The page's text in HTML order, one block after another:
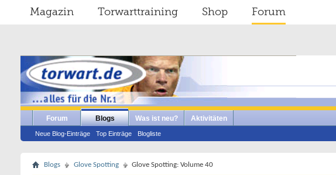
Magazin Torwarttraining Shop Forum
Forum Blogs
Neue Blog-Einträge Top Einträge Blogliste
Was ist neu? Aktivitäten
Blogs Glove Spotting Glove Spotting: Volume 40